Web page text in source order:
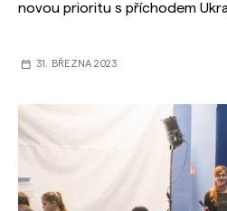
novou prioritu s příchodem
31. BŘEZNA 2023